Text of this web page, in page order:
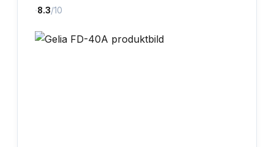
·8.3/10